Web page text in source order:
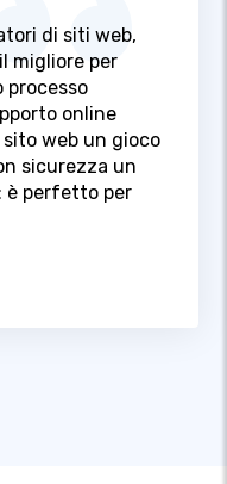
di siti web,
migliore per
processo
online
web un gioco
sicurezza un
è perfetto per